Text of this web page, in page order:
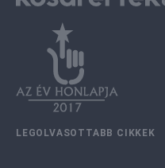
LEGOLVASOTTABB CIKKEK